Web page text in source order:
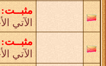
مثبــت:
الآتي
مثبــت:
الآتي